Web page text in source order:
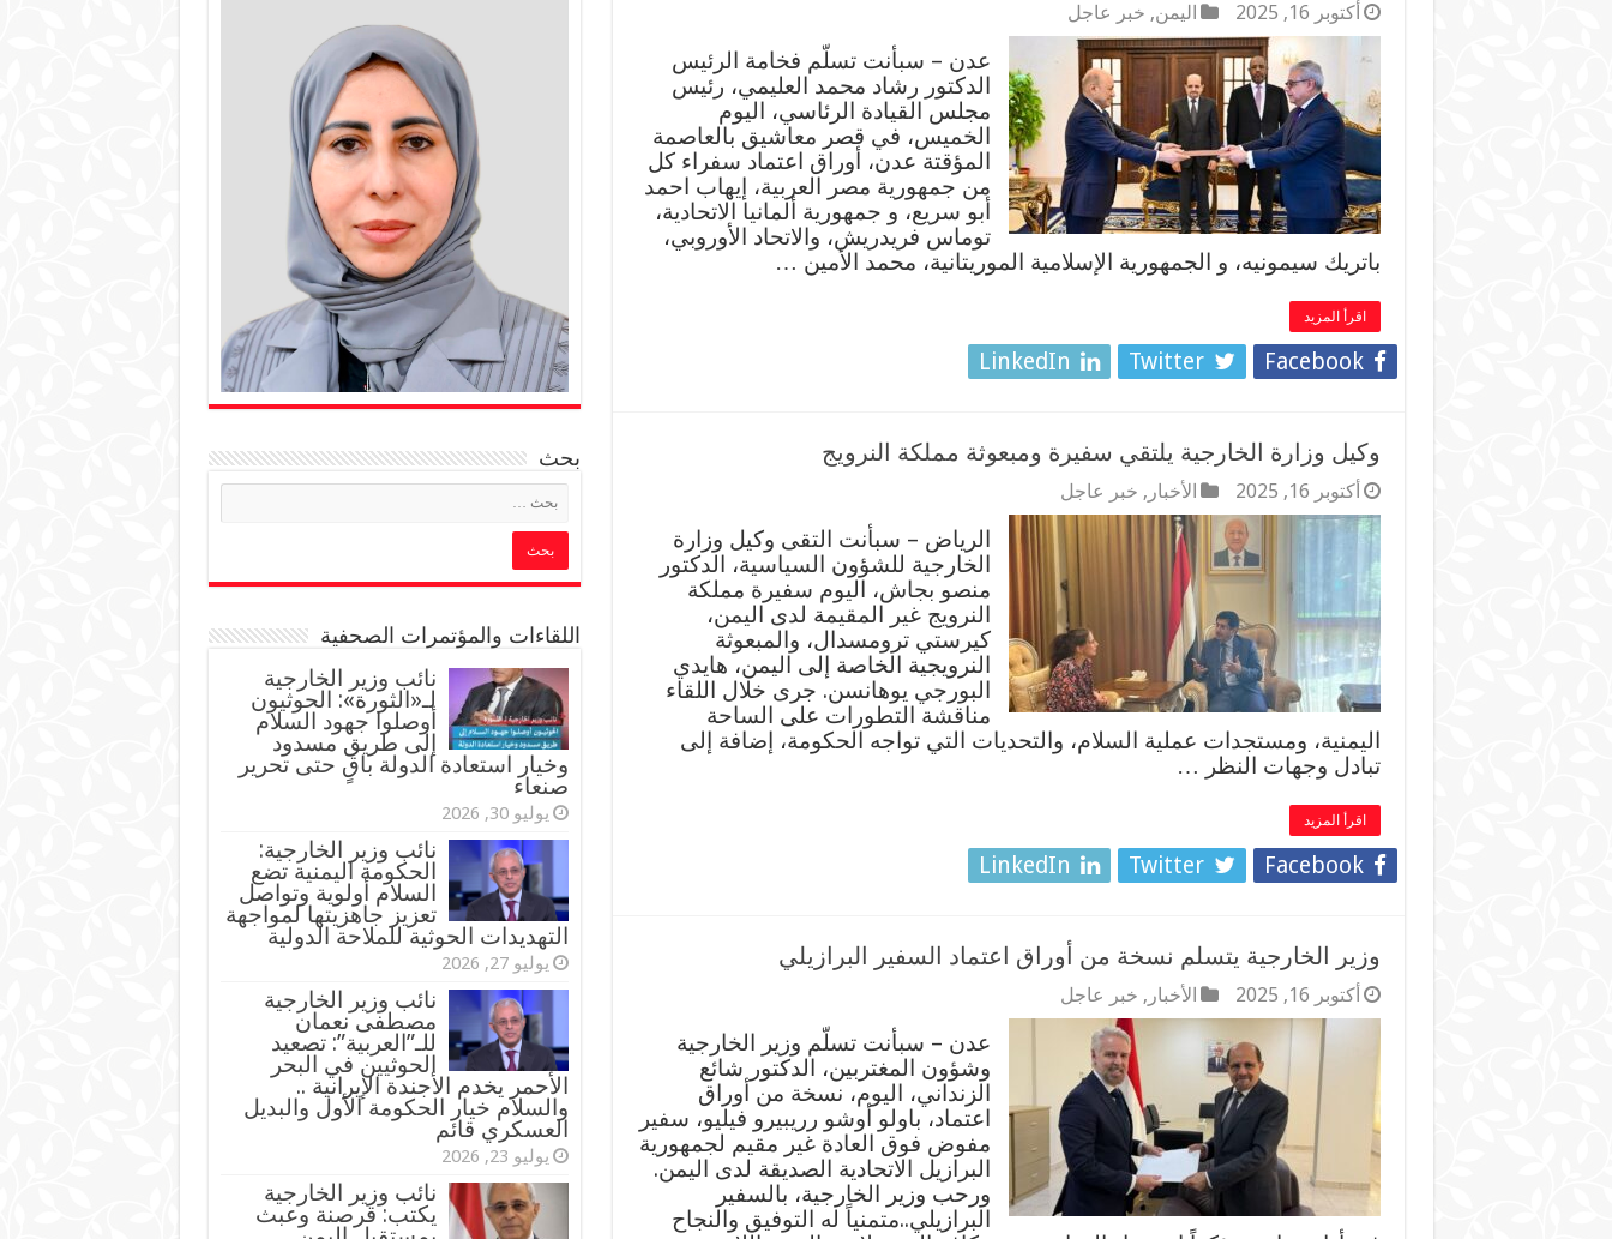
أكتوبر 16, 2025 اليمن, خبر عاجل
عدن – سبأنت تسلّم فخامة الرئيس
الدكتور رشاد محمد العليمي، رئيس
مجلس القيادة الرئاسي، اليوم
الخميس، في قصر معاشيق بالعاصمة
المؤقتة عدن، أوراق اعتماد سفراء كل
من جمهورية مصر العربية، إيهاب احمد
أبو سريع، و جمهورية ألمانيا الاتحادية،
توماس فريدريش، والاتحاد الأوروبي،
باتريك سيمونيه، و الجمهورية الإسلامية الموريتانية، محمد الأمين …
اقرأ المزيد
Facebook
Twitter
LinkedIn
وكيل وزارة الخارجية يلتقي سفيرة ومبعوثة مملكة النرويج
أكتوبر 16, 2025 الأخبار , خبر عاجل
الرياض – سبأنت التقى وكيل وزارة
الخارجية للشؤون السياسية، الدكتور
منصو بجاش، اليوم سفيرة مملكة
النرويج غير المقيمة لدى اليمن،
كيرستي ترومسدال، والمبعوثة
النرويجية الخاصة إلى اليمن، هايدي
البورجي يوهانسن. جرى خلال اللقاء
مناقشة التطورات على الساحة
اليمنية، ومستجدات عملية السلام، والتحديات التي تواجه الحكومة، إضافة إلى
تبادل وجهات النظر …
اقرأ المزيد
Facebook
Twitter
LinkedIn
وزير الخارجية يتسلم نسخة من أوراق اعتماد السفير البرازيلي
أكتوبر 16, 2025 الأخبار , خبر عاجل
عدن – سبأنت تسلّم وزير الخارجية
وشؤون المغتربين، الدكتور شائع
الزنداني، اليوم، نسخة من أوراق
اعتماد، باولو أوشو رريبيرو فيليو، سفير
مفوض فوق العادة غير مقيم لجمهورية
البرازيل الاتحادية الصديقة لدى اليمن.
ورحب وزير الخارجية، بالسفير
البرازيلي..متمنياً له التوفيق والنجاح
بحث
اللقاءات والمؤتمرات الصحفية
‏نائب وزير الخارجية
لـ«الثورة»: الحوثيون
أوصلوا جهود السلام
إلى طريق مسدود
وخيار استعادة الدولة باقٍ حتى تحرير
صنعاء
يوليو 30, 2026
نائب وزير الخارجية:
الحكومة اليمنية تضع
السلام أولوية وتواصل
تعزيز جاهزيتها لمواجهة
التهديدات الحوثية للملاحة الدولية
يوليو 27, 2026
نائب وزير الخارجية
مصطفى نعمان
للـ”العربية”: تصعيد
الحوثيين في البحر
الأحمر يخدم الأجندة الإيرانية ..
والسلام خيار الحكومة الأول والبديل
العسكري قائم
يوليو 23, 2026
نائب وزير الخارجية
يكتب: قرصنة وعبث